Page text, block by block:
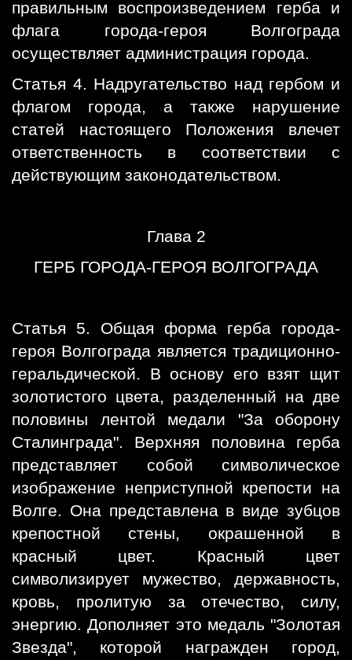
правильным воспроизведением герба и
флага города-героя Волгограда
осуществляет администрация города.
Статья 4. Надругательство над гербом и
флагом города, а также нарушение
статей настоящего Положения влечет
ответственность в соответствии с
действующим законодательством.
Глава 2
ГЕРБ ГОРОДА-ГЕРОЯ ВОЛГОГРАДА
Статья 5. Общая форма герба города-
героя Волгограда является традиционно-
геральдической. В основу его взят щит
золотистого цвета, разделенный на две
половины лентой медали "За оборону
Сталинграда". Верхняя половина герба
представляет собой символическое
изображение неприступной крепости на
Волге. Она представлена в виде зубцов
крепостной стены, окрашенной в
красный цвет. Красный цвет
символизирует мужество, державность,
кровь, пролитую за отечество, силу,
энергию. Дополняет это медаль "Золотая
Звезда", которой награжден город,